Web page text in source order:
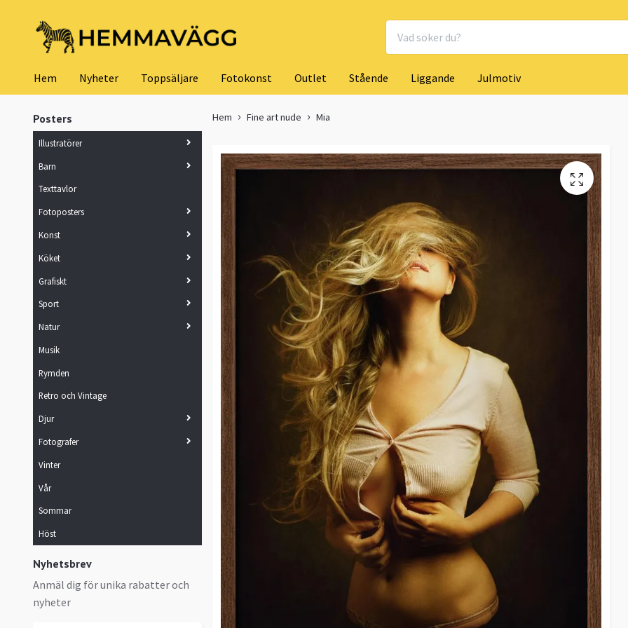
Hem Nyheter Toppsäljare Fotokonst Outlet Stående Liggande Julmotiv
Posters
Illustratörer
Barn
Texttavlor
Fotoposters
Konst
Köket
Grafiskt
Sport
Natur
Musik
Rymden
Retro och Vintage
Djur
Fotografer
Vinter
Vår
Sommar
Höst
Nyhetsbrev
Anmäl dig för unika rabatter och
nyheter
Hem Fine art nude Mia